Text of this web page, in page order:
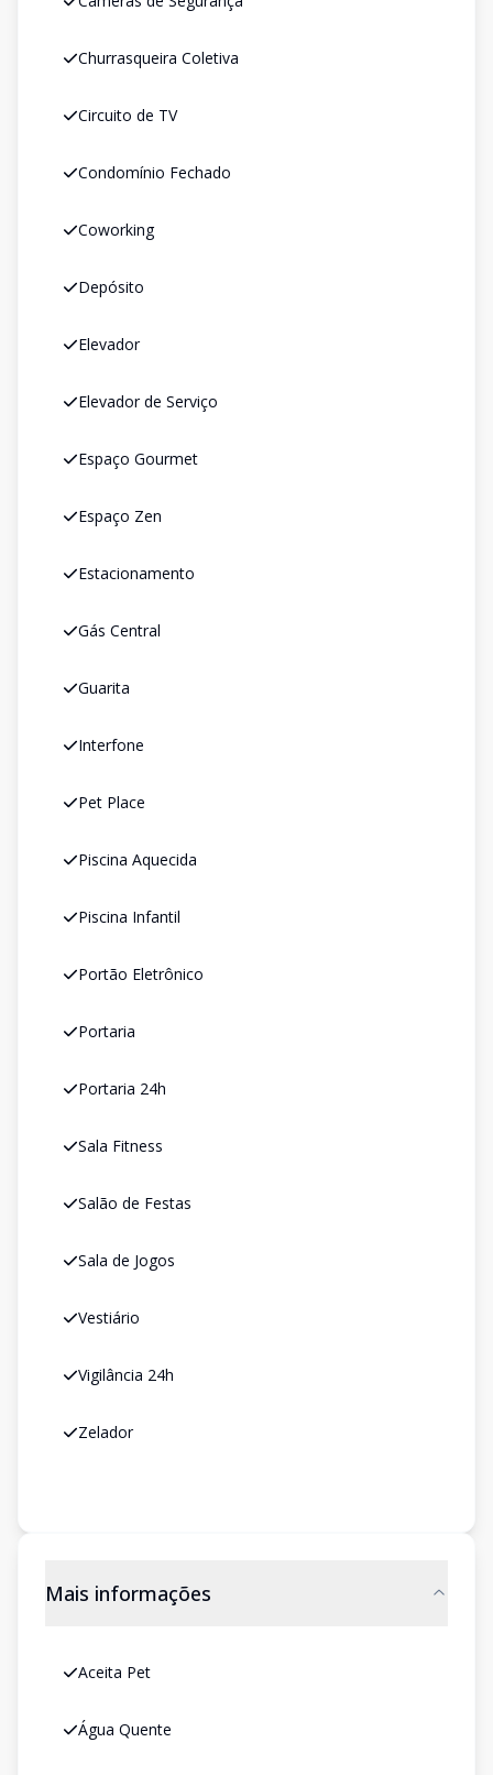
Churrasqueira Coletiva
Circuito de TV
Condomínio Fechado
Coworking
Depósito
Elevador
Elevador de Serviço
Espaço Gourmet
Espaço Zen
Estacionamento
Gás Central
Guarita
Interfone
Pet Place
Piscina Aquecida
Piscina Infantil
Portão Eletrônico
Portaria
Portaria 24h
Sala Fitness
Salão de Festas
Sala de Jogos
Vestiário
Vigilância 24h
Zelador
Mais informações
Aceita Pet
Água Quente